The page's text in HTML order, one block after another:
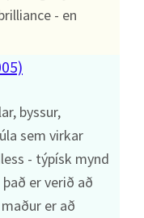
- en
byssur,
sem virkar
- týpísk mynd
er verið að
er að